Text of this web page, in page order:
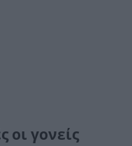
οι γονείς